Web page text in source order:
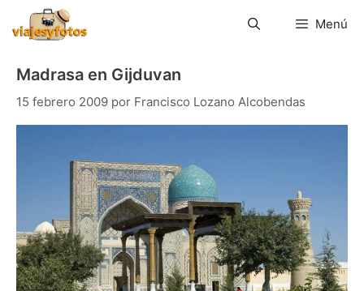
contenido
Menú
Madrasa en Gijduvan
15 febrero 2009 por Francisco Lozano Alcobendas